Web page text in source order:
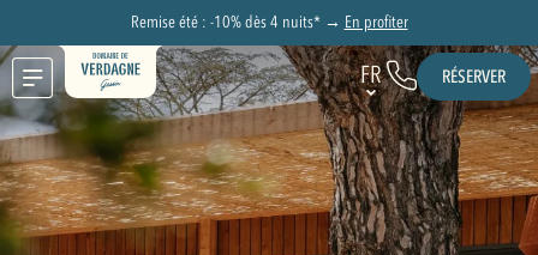
Remise été : -10% dès 4 nuits* → En profiter
FR RÉSERVER